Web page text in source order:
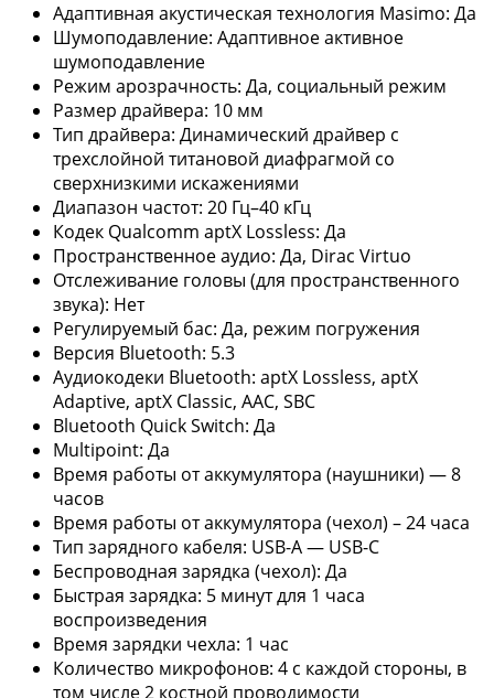
Адаптивная акустическая технология Masimo: Да
Шумоподавление: Адаптивное активное
шумоподавление
Режим арозрачность: Да, социальный режим
Размер драйвера: 10 мм
Тип драйвера: Динамический драйвер с
трехслойной титановой диафрагмой со
сверхнизкими искажениями
Диапазон частот: 20 Гц–40 кГц
Кодек Qualcomm aptX Lossless: Да
Пространственное аудио: Да, Dirac Virtuo
Отслеживание головы (для пространственного
звука): Нет
Регулируемый бас: Да, режим погружения
Версия Bluetooth: 5.3
Аудиокодеки Bluetooth: aptX Lossless, aptX
Adaptive, aptX Classic, AAC, SBC
Bluetooth Quick Switch: Да
Multipoint: Да
Время работы от аккумулятора (наушники) — 8
часов
Время работы от аккумулятора (чехол) – 24 часа
Тип зарядного кабеля: USB-A — USB-C
Беспроводная зарядка (чехол): Да
Быстрая зарядка: 5 минут для 1 часа
воспроизведения
Время зарядки чехла: 1 час
Количество микрофонов: 4 с каждой стороны, в
том числе 2 костной проводимости